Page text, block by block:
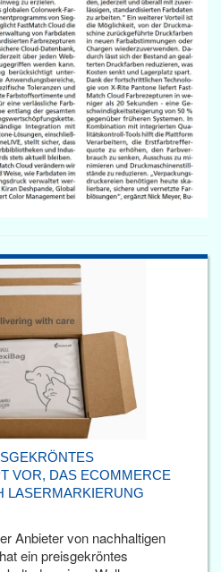
VOR, DAS ECOMMERCE
LASERMARKIERUNG
Anbieter von nachhaltigen
ein preisgekröntes